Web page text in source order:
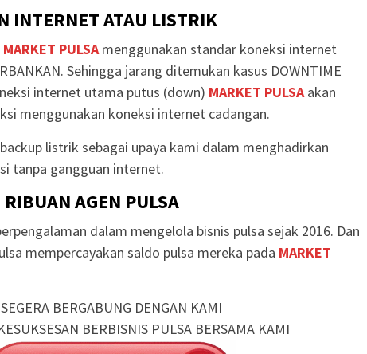
INTERNET ATAU LISTRIK
MARKET PULSAmenggunakan standar koneksi internet
Sehingga jarang ditemukan kasus DOWNTIME
internet utama putus (down) MARKET PULSAakan
menggunakan koneksi internet cadangan.
listrik sebagai upaya kami dalam menghadirkan
tanpa gangguan internet.
AGEN PULSA
dalam mengelola bisnis pulsa sejak 2016. Dan
mempercayakan saldo pulsa mereka pada MARKET
SEGERA BERGABUNG DENGAN KAMI
BERBISNIS PULSA BERSAMA KAMI